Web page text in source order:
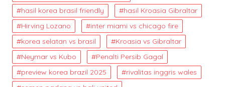
hasil korea brasil friendly
hasil Kroasia Gibraltar
Hirving Lozano
inter miami vs chicago fire
korea selatan vs brasil
Kroasia vs Gibraltar
Neymar vs Kubo
Penalti Persib Gagal
preview korea brazil 2025
rivalitas inggris wales